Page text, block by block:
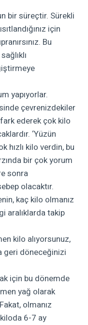
bir süreçtir. Sürekli
için
Bu
yapıyorlar.
çevrenizdekiler
ederek çok kilo
‘Yüzün
hızlı kilo verdin, bu
bir çok yorum
sonra
olacaktır.
kaç kilo olmanız
aralıklarda takip
kilo alıyorsunuz,
geri döneceğinizi
için bu dönemde
yağ olarak
olmanız
6-7 ay